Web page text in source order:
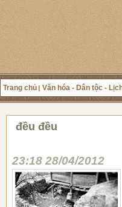
Trang chủ Văn hóa - Dân tộc -
đều đều
23:18 28/04/2012